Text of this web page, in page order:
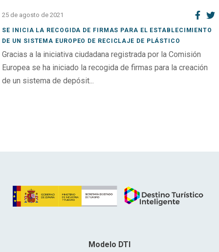
25 de agosto de 2021
SE INICIA LA RECOGIDA DE FIRMAS PARA EL ESTABLECIMIENTO
DE UN SISTEMA EUROPEO DE RECICLAJE DE PLÁSTICO
Gracias a la iniciativa ciudadana registrada por la Comisión
Europea se ha iniciado la recogida de firmas para la creación
de un sistema de depósit...
Modelo DTI